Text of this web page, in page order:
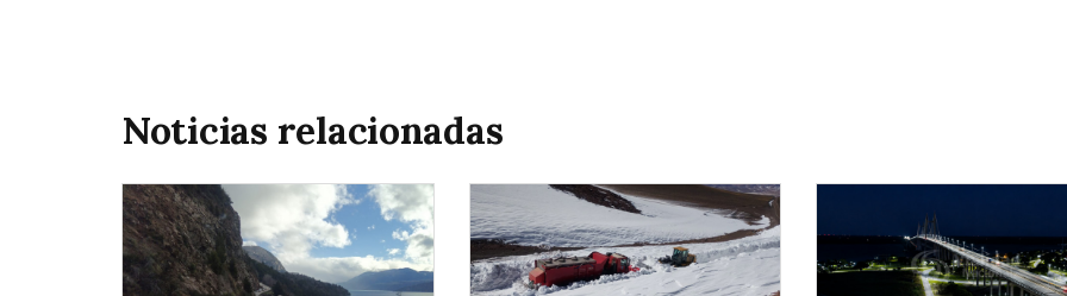
Noticias relacionadas